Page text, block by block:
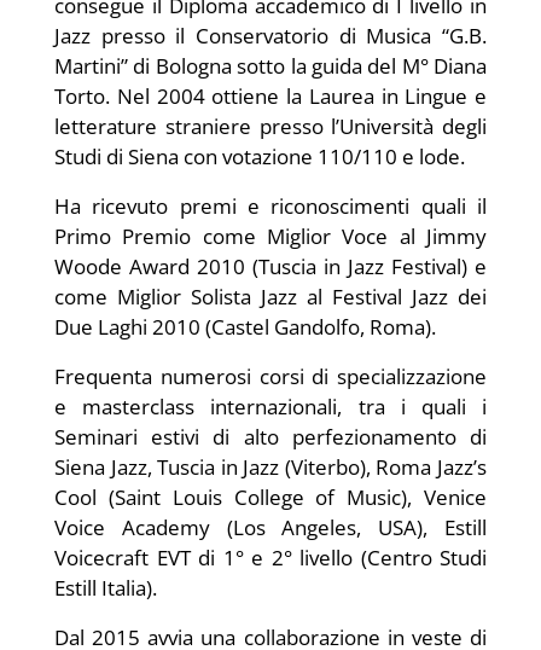
consegue il Diploma accademico di I livello in
Jazz presso il Conservatorio di Musica “G.B.
Martini” di Bologna sotto la guida del M° Diana
Torto. Nel 2004 ottiene la Laurea in Lingue e
letterature straniere presso l’Università degli
Studi di Siena con votazione 110/110 e lode.
Ha ricevuto premi e riconoscimenti quali il
Primo Premio come Miglior Voce al Jimmy
Woode Award 2010 (Tuscia in Jazz Festival) e
come Miglior Solista Jazz al Festival Jazz dei
Due Laghi 2010 (Castel Gandolfo, Roma).
Frequenta numerosi corsi di specializzazione
e masterclass internazionali, tra i quali i
Seminari estivi di alto perfezionamento di
Siena Jazz, Tuscia in Jazz (Viterbo), Roma Jazz’s
Cool (Saint Louis College of Music), Venice
Voice Academy (Los Angeles, USA), Estill
Voicecraft EVT di 1° e 2° livello (Centro Studi
Estill Italia).
Dal 2015 avvia una collaborazione in veste di